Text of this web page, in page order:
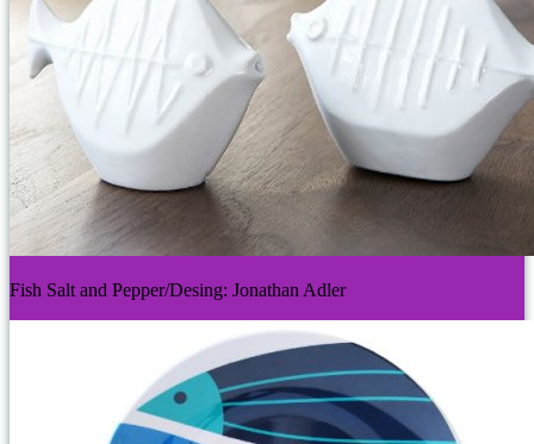
Fish Salt and Pepper/Desing: Jonathan Adler